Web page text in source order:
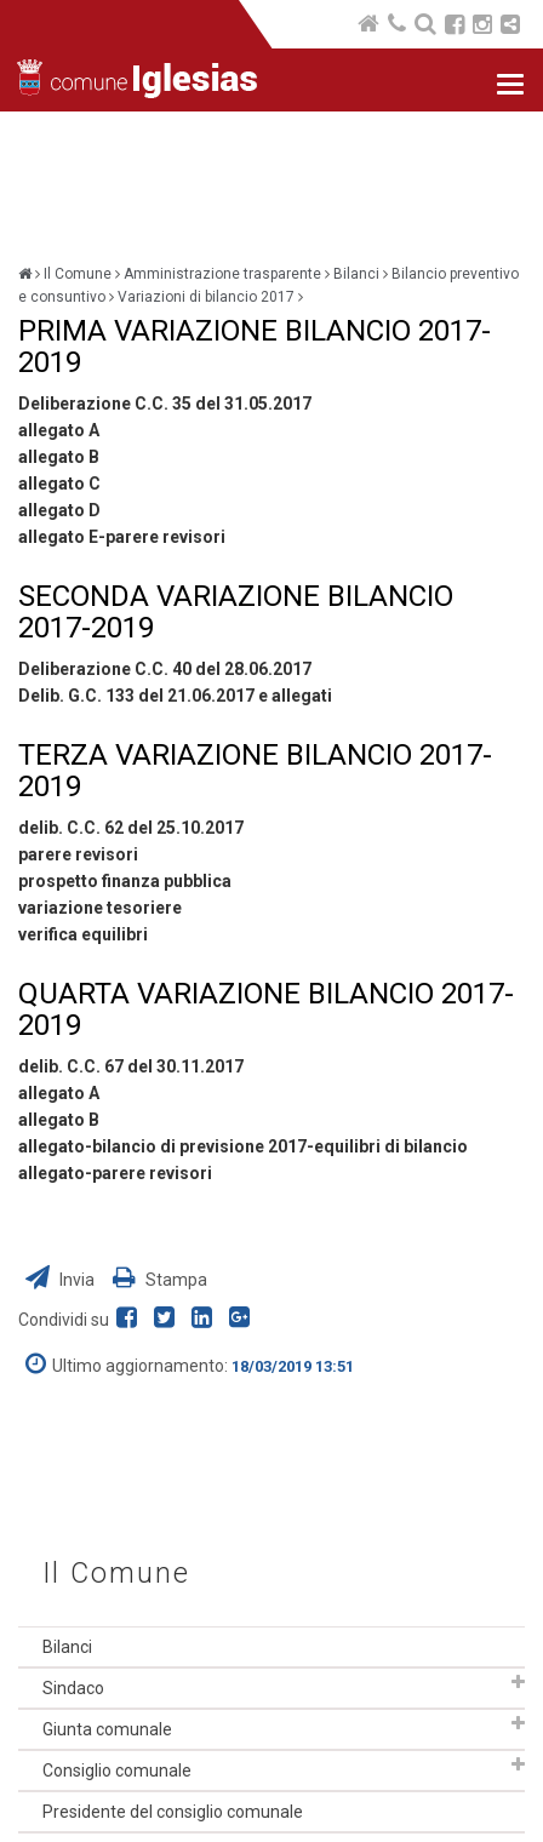
Il Comune Amministrazione trasparente Bilanci
Bilancio preventivo
e consuntivo
Variazioni di bilancio 2017
PRIMA VARIAZIONE BILANCIO 2017-
2019
Deliberazione C.C. 35 del 31.05.2017
allegato A
allegato B
allegato C
allegato D
allegato E-parere revisori
SECONDA VARIAZIONE BILANCIO
2017-2019
Deliberazione C.C. 40 del 28.06.2017
Delib. G.C. 133 del 21.06.2017 e allegati
TERZA VARIAZIONE BILANCIO 2017-
2019
delib. C.C. 62 del 25.10.2017
parere revisori
prospetto finanza pubblica
variazione tesoriere
verifica equilibri
QUARTA VARIAZIONE BILANCIO 2017-
2019
delib. C.C. 67 del 30.11.2017
allegato A
allegato B
allegato-bilancio di previsione 2017-equilibri di bilancio
allegato-parere revisori
Invia Stampa
Condividi su
Ultimo aggiornamento: 18/03/2019 13:51
Il Comune
Bilanci
Sindaco
Giunta comunale
Consiglio comunale
Presidente del consiglio comunale